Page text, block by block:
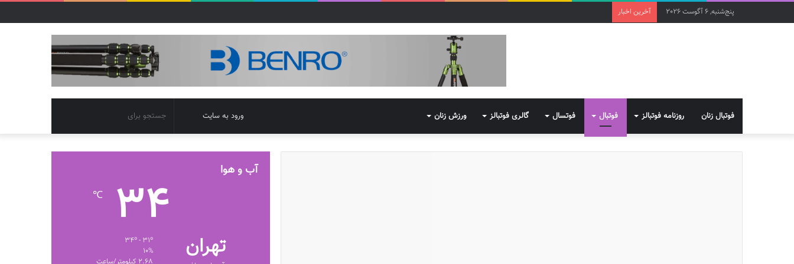
پنج‌شنبه, 6 آگوست 2026 آخرین اخبار
فوتبال زنان روزنامه فوتبالز فوتبال فوتسال گالری فوتبالز ورزش زنان
برای
تغییر
پوسته
ورود به سایت
آب و هوا
تهران
34
℃
10%
2.68 کیلومتر/ساعت